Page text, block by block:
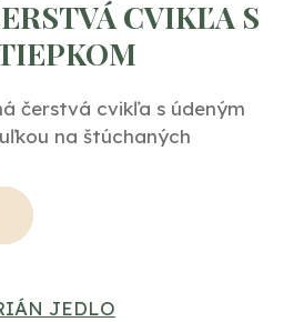
CVIKĽA S
čerstvá cvikľa s údeným
na štúchaných
JEDLO